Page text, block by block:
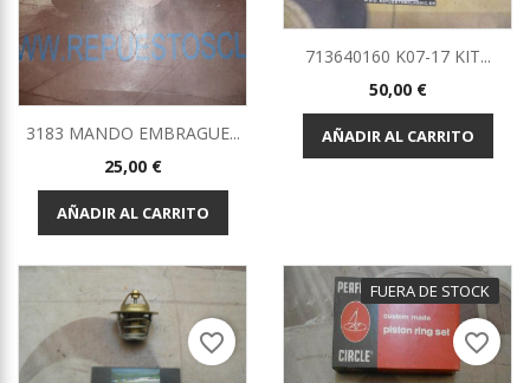
3183 MANDO EMBRAGUE...
Precio
25,00 €
AÑADIR AL CARRITO
713640160 K07-17 KIT...
Precio
50,00 €
AÑADIR AL CARRITO
favorite_border
FUERA DE STOCK
favorite_border